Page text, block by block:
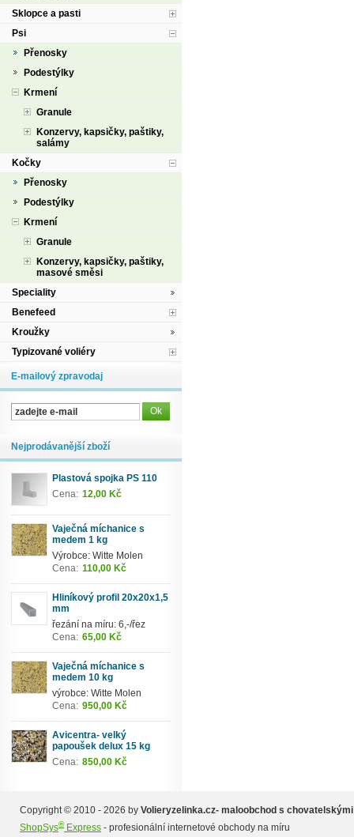
Sklopce a pasti
Psi
Přenosky
Podestýlky
Krmení
Granule
Konzervy, kapsičky, paštiky,
salámy
Kočky
Přenosky
Podestýlky
Krmení
Granule
Konzervy, kapsičky, paštiky,
masové směsi
Speciality
Benefeed
Kroužky
Typizované voliéry
E-mailový zpravodaj
Nejprodávanější zboží
Plastová spojka PS 110
Cena: 12,00 Kč
Vaječná míchanice s
medem 1 kg
Výrobce: Witte Molen
Cena: 110,00 Kč
Hliníkový profil 20x20x1,5
mm
řezání na míru: 6,-/řez
Cena: 65,00 Kč
Vaječná míchanice s
medem 10 kg
výrobce: Witte Molen
Cena: 950,00 Kč
Avicentra- velký
papoušek delux 15 kg
Cena: 850,00 Kč
Copyright © 2010 - 2026 by Volieryzelinka.cz- maloobchod s
ShopSys®Express - profesionální internetové obchody na míru